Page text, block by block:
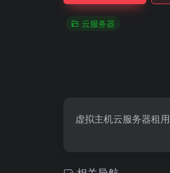
云服务器
虚拟主机云服务器租用